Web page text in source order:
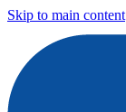
Skip to main content